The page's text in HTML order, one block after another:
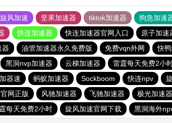
旋风加速 坚果加速器 tiktok加速器 狗急加速
快连加速器 快连加速器官网入口 原子加速
器 油管加速器永久免费版 免费vqn外网 快
黑洞nvp加速器 云梯加速器 雷霆每天免费2小
器速 蚂蚁加速器 Sockboom 快连npv
网正版 风驰加速器 飞驰加速器 极光加速器
每天免费2小时 旋风加速官网下载 黑洞海外